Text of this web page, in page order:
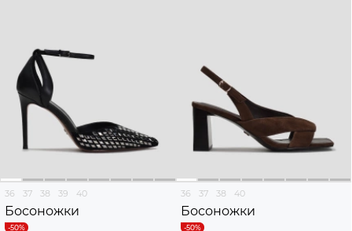
36 37 38 39 40
Босоножки
36 37 38 40
Босоножки